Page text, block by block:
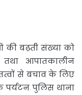
की बढ़ती संख्या को
तथा आपातकालीन
से बचाव के लिए
पुलिस थाना